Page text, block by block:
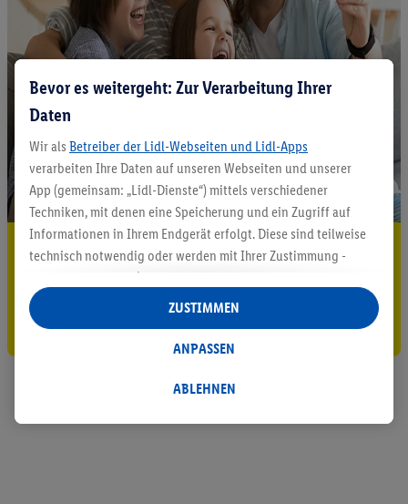
5.95 € Versand sparen³²ᵃ
Bevor es weitergeht: Zur Verarbeitung Ihrer
Daten
Wir als Betreiber der Lidl-Webseiten und Lidl-Apps
verarbeiten Ihre Daten auf unseren Webseiten und unserer
App (gemeinsam: „Lidl-Dienste“) mittels verschiedener
Techniken, mit denen eine Speicherung und ein Zugriff auf
Informationen in Ihrem Endgerät erfolgt. Diese sind teilweise
technisch notwendig oder werden mit Ihrer Zustimmung -
auch durch Partner (u.a.
Verantwortliche; im Zusammenhang mit dem IAB TCF
insgesamt
Statistik-Erstellung oder für personalisierte Werbung
Datenverarbeitungen für personalisierte Werbung werden
ABLEHNEN
ANPASSEN
ZUSTIMMEN